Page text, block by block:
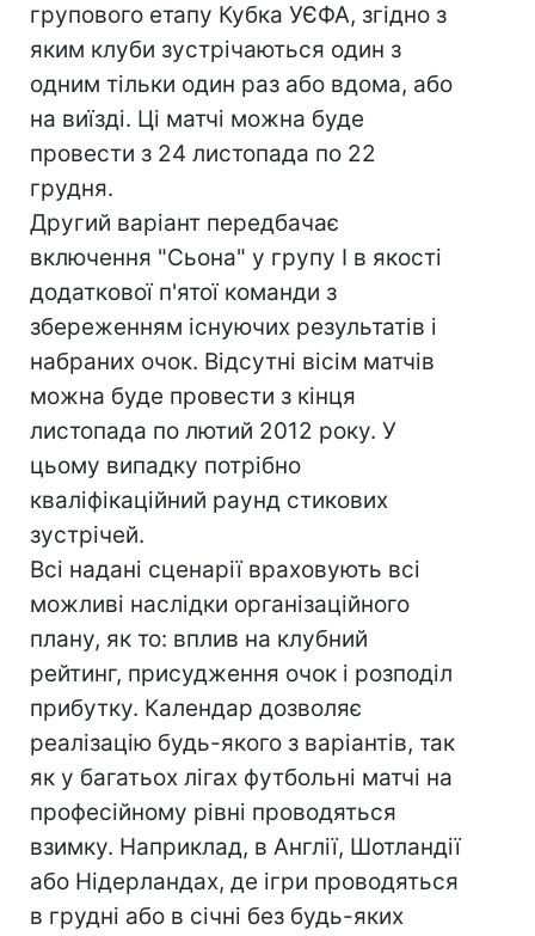
групового етапу Кубка УЄФА, згідно з
яким клуби зустрічаються один з
одним тільки один раз або вдома, або
на виїзді. Ці матчі можна буде
провести з 24 листопада по 22
грудня.
Другий варіант передбачає
включення "Сьона" у групу I в якості
додаткової п'ятої команди з
збереженням існуючих результатів і
набраних очок. Відсутні вісім матчів
можна буде провести з кінця
листопада по лютий 2012 року. У
цьому випадку потрібно
кваліфікаційний раунд стикових
зустрічей.
Всі надані сценарії враховують всі
можливі наслідки організаційного
плану, як то: вплив на клубний
рейтинг, присудження очок і розподіл
прибутку. Календар дозволяє
реалізацію будь-якого з варіантів, так
як у багатьох лігах футбольні матчі на
професійному рівні проводяться
взимку. Наприклад, в Англії, Шотландії
або Нідерландах, де ігри проводяться
в грудні або в січні без будь-яких